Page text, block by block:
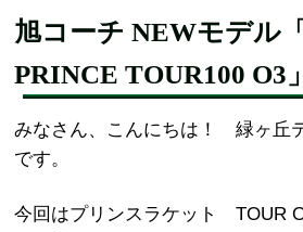
旭コーチ NEWモデル
PRINCE TOUR100 O3」
みなさん、こんにちは！ 緑ヶ丘
です。
今回はプリンスラケット TOUR